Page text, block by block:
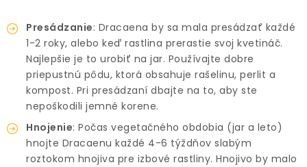
Presádzanie: Dracaena by sa mala presádzať každé
1-2 roky, alebo keď rastlina prerastie svoj kvetináč.
Najlepšie je to urobiť na jar. Používajte dobre
priepustnú pôdu, ktorá obsahuje rašelinu, perlit a
kompost. Pri presádzaní dbajte na to, aby ste
nepoškodili jemné korene.
Hnojenie: Počas vegetačného obdobia (jar a leto)
hnojte Dracaenu každé 4-6 týždňov slabým
roztokom hnojiva pre izbové rastliny. Hnojivo by malo